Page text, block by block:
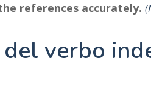
references accurately.
verbo